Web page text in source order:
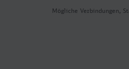
Mögliche Verbindungen,